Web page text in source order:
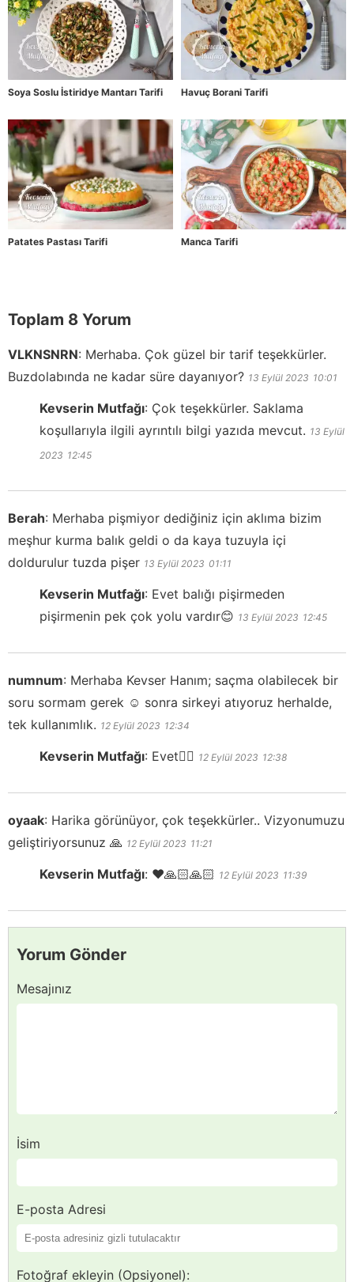
Soya Soslu İstiridye Mantarı Tarifi Havuç Borani Tarifi
Patates Pastası Tarifi Manca Tarifi
Toplam 8 Yorum
VLKNSNRN: Merhaba. Çok güzel bir tarif teşekkürler.
Buzdolabında ne kadar süre dayanıyor? 13 Eylül 2023 10:01
Kevserin Mutfağı: Çok teşekkürler. Saklama
koşullarıyla ilgili ayrıntılı bilgi yazıda mevcut. 13 Eylül
2023 12:45
Berah: Merhaba pişmiyor dediğiniz için aklıma bizim
meşhur kurma balık geldi o da kaya tuzuyla içi
doldurulur tuzda pişer 13 Eylül 2023 01:11
Kevserin Mutfağı: Evet balığı pişirmeden
pişirmenin pek çok yolu vardır😊 13 Eylül 2023 12:45
numnum: Merhaba Kevser Hanım; saçma olabilecek bir
soru sormam gerek ☺️ sonra sirkeyi atıyoruz herhalde,
tek kullanımlık. 12 Eylül 2023 12:34
Kevserin Mutfağı: Evet👍🏻 12 Eylül 2023 12:38
oyaak: Harika görünüyor, çok teşekkürler.. Vizyonumuzu
geliştiriyorsunuz 🙏 12 Eylül 2023 11:21
Kevserin Mutfağı: ❤️🙏🏻🙏🏻 12 Eylül 2023 11:39
Yorum Gönder
Mesajınız
İsim
E-posta Adresi
Fotoğraf ekleyin (Opsiyonel):